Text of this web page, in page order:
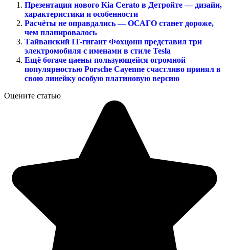
Презентация нового Kia Cerato в Детройте — дизайн,
характеристики и особенности
Расчёты не оправдались — ОСАГО станет дороже,
чем планировалось
Тайванский IT-гигант Фохцонн представил три
электромобиля с именами в стиле Tesla
Ещё богаче цаены пользующейся огромной
популярностью Porsche Cayenne счастливо принял в
свою линейку особую платиновую версию
Оцените статью